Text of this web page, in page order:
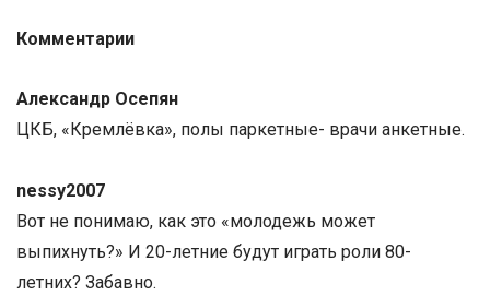
Комментарии
Александр Осепян
ЦКБ, «Кремлёвка», полы паркетные- врачи анкетные.
nessy2007
Вот не понимаю, как это «молодежь может
выпихнуть?» И 20-летние будут играть роли 80-
летних? Забавно.